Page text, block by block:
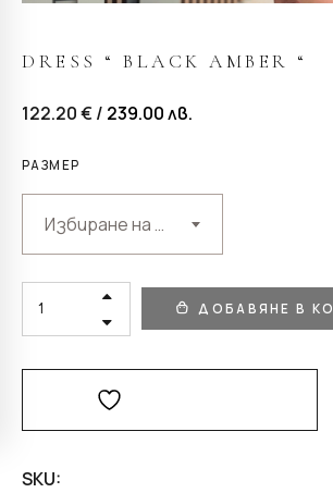
DRESS “ BLACK AMBER “
122.20 € / 239.00лв.
РАЗМЕР
Избиране на възможност
“
ДОБАВЯНЕ В
SKU: